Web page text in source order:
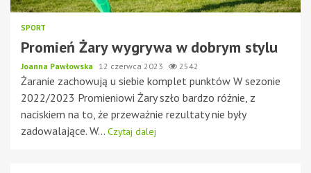
SPORT
Promień Żary wygrywa w dobrym stylu
Joanna Pawłowska 12 czerwca 2023 2542
Żaranie zachowują u siebie komplet punktów W sezonie
2022/2023 Promieniowi Żary szło bardzo różnie, z
naciskiem na to, że przeważnie rezultaty nie były
zadowalające. W... Czytaj dalej